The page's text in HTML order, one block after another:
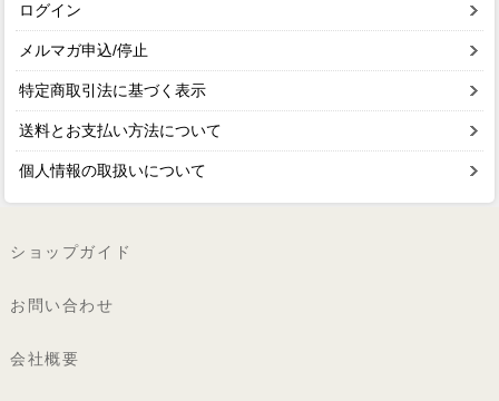
ログイン
メルマガ申込/停止
特定商取引法に基づく表示
送料とお支払い方法について
個人情報の取扱いについて
ショップガイド
お問い合わせ
会社概要